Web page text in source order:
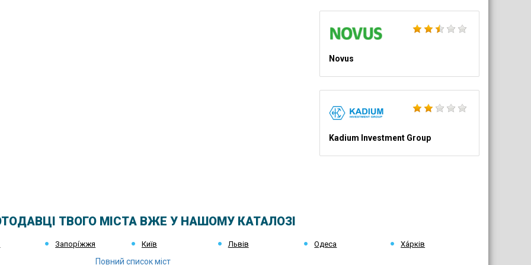
Novus
Kadium Investment Group
ТВОГО МІСТА ВЖЕ У НАШОМУ КАТАЛОЗІ
Запорі́жжя Київ Львів Одеса Ха́рків
Повний список міст